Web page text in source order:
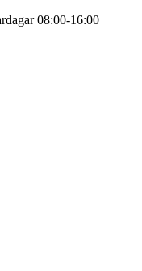
08:00-16:00